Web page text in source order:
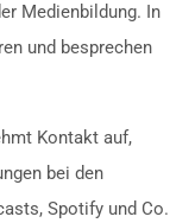
Medienbildung. In
und besprechen
Kontakt auf,
bei den
Spotify und Co.